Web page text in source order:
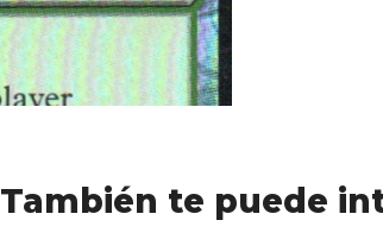
También te puede